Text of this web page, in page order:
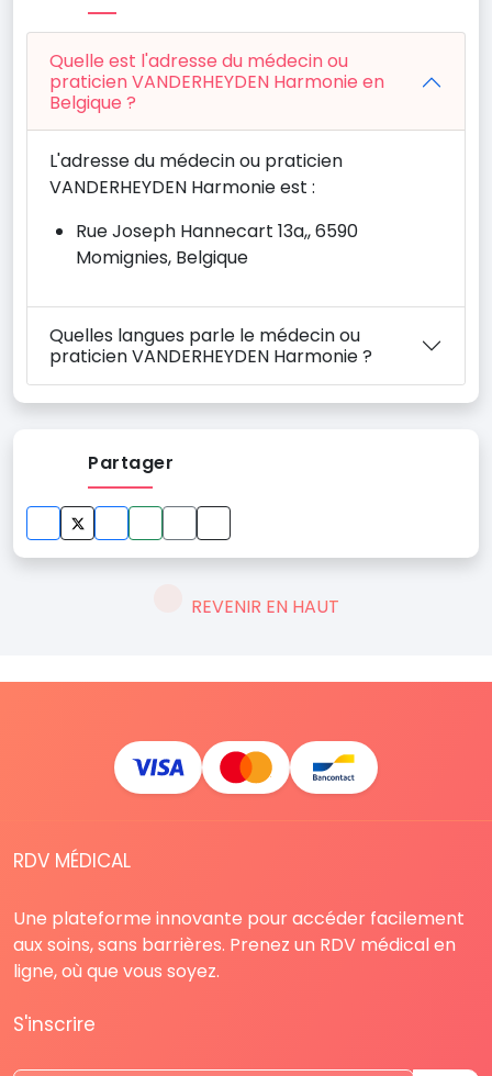
Quelle est l'adresse du médecin ou
praticien VANDERHEYDEN Harmonie en
Belgique ?
L'adresse du médecin ou praticien
VANDERHEYDEN Harmonie est :
Rue Joseph Hannecart 13a,, 6590
Momignies, Belgique
Quelles langues parle le médecin ou
praticien VANDERHEYDEN Harmonie ?
Partager
REVENIR EN HAUT
RDV MÉDICAL
Une plateforme innovante pour accéder facilement
aux soins, sans barrières. Prenez un RDV médical en
ligne, où que vous soyez.
S'inscrire